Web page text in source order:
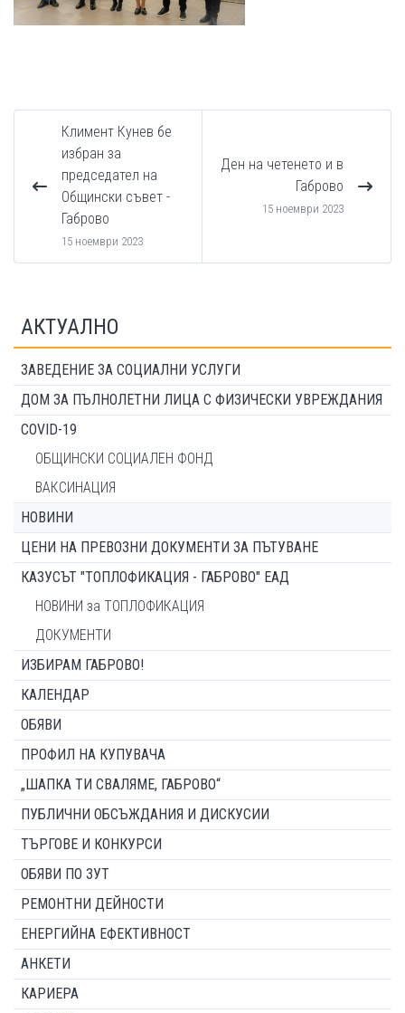
Климент Кунев бе
избран за
председател на
Общински съвет -
Габрово
15 ноември 2023
Ден на четенето и в
Габрово
15 ноември 2023
АКТУАЛНО
ЗАВЕДЕНИЕ ЗА СОЦИАЛНИ УСЛУГИ
ДОМ ЗА ПЪЛНОЛЕТНИ ЛИЦА С ФИЗИЧЕСКИ УВРЕЖДАНИЯ
COVID-19
ОБЩИНСКИ СОЦИАЛЕН ФОНД
ВАКСИНАЦИЯ
НОВИНИ
ЦЕНИ НА ПРЕВОЗНИ ДОКУМЕНТИ ЗА ПЪТУВАНЕ
КАЗУСЪТ "ТОПЛОФИКАЦИЯ - ГАБРОВО" ЕАД
НОВИНИ за ТОПЛОФИКАЦИЯ
ДОКУМЕНТИ
ИЗБИРАМ ГАБРОВО!
КАЛЕНДАР
ОБЯВИ
ПРОФИЛ НА КУПУВАЧА
„ШАПКА ТИ СВАЛЯМЕ, ГАБРОВО“
ПУБЛИЧНИ ОБСЪЖДАНИЯ И ДИСКУСИИ
ТЪРГОВЕ И КОНКУРСИ
ОБЯВИ ПО ЗУТ
РЕМОНТНИ ДЕЙНОСТИ
ЕНЕРГИЙНА ЕФЕКТИВНОСТ
АНКЕТИ
КАРИЕРА